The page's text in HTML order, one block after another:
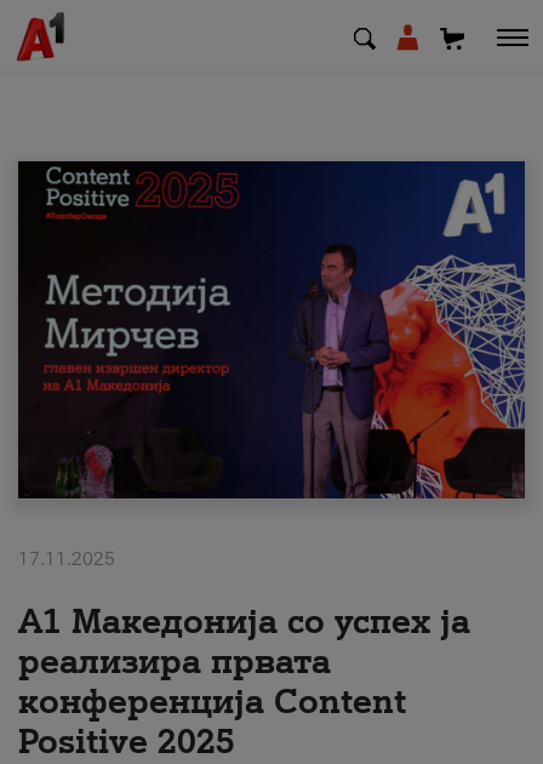
МК EN
Приватни Деловни
Поддршка
Надополни кредит
#ПодобарОнлајн
17.11.2025
А1 Македонија со успех ја
реализира првата
конференција Content
Positive 2025